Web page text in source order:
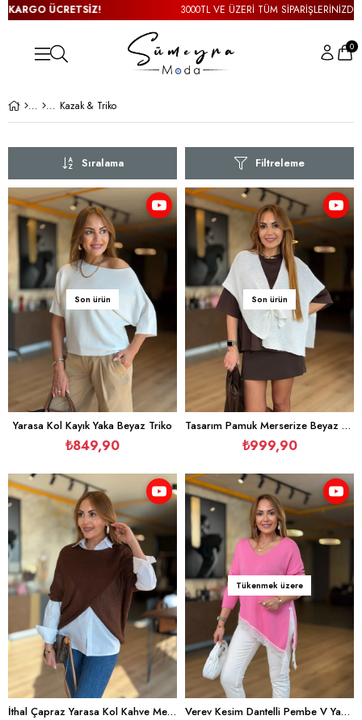
3000TL VE ÜZERİ TÜM SİPARİŞLERİNİZDE KARGO ÜCRETSİZ!
0
Kazak & Triko
Filtreleme
Sıralama
Son ürün
Yarasa Kol Kayık Yaka Beyaz Triko
₺849,90
Son ürün
Tasarım Pamuk Merserize Beyaz Triko
₺999,90
İthal Çapraz Yarasa Kol Kahve Merserize Triko
Tükenmek üzere
Verev Kesim Dantelli Pembe V Yaka Triko